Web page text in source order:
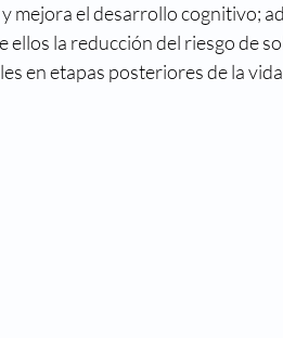
Cesárea Cirugía
mejora el desarrollo cognitivo;
ellos la reducción del riesgo de
en etapas posteriores de la